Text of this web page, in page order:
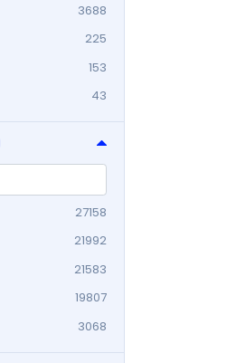
3688
225
153
43
27158
21992
21583
19807
3068